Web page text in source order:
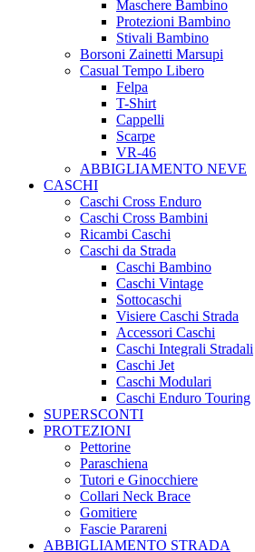
Maschere Bambino
Protezioni Bambino
Stivali Bambino
Borsoni Zainetti Marsupi
Casual Tempo Libero
Felpa
T-Shirt
Cappelli
Scarpe
VR-46
ABBIGLIAMENTO NEVE
CASCHI
Caschi Cross Enduro
Caschi Cross Bambini
Ricambi Caschi
Caschi da Strada
Caschi Bambino
Caschi Vintage
Sottocaschi
Visiere Caschi Strada
Accessori Caschi
Caschi Integrali Stradali
Caschi Jet
Caschi Modulari
Caschi Enduro Touring
SUPERSCONTI
PROTEZIONI
Pettorine
Paraschiena
Tutori e Ginocchiere
Collari Neck Brace
Gomitiere
Fascie Parareni
ABBIGLIAMENTO STRADA